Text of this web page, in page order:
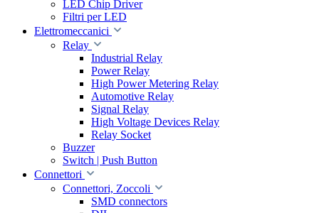
LED Chip Driver
Filtri per LED
Elettromeccanici
Relay
Industrial Relay
Power Relay
High Power Metering Relay
Automotive Relay
Signal Relay
High Voltage Devices Relay
Relay Socket
Buzzer
Switch | Push Button
Connettori
Connettori, Zoccoli
SMD connectors